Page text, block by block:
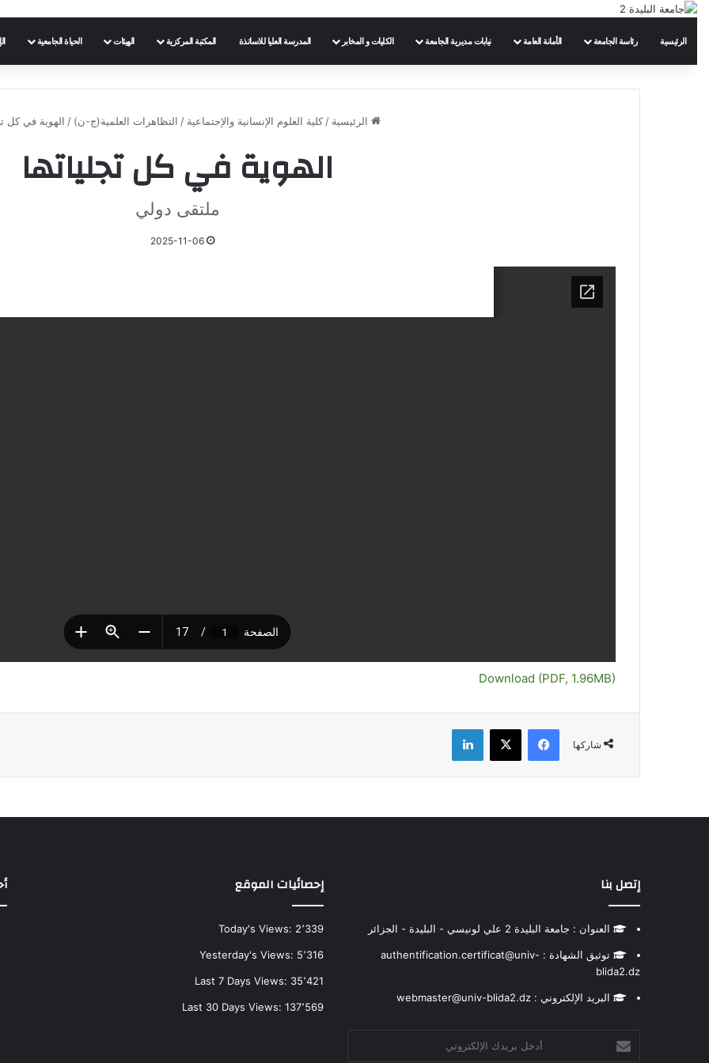
الرئيسية رئاسة الجامعة الأمانة العامة نيابات مديرية الجامعة الكليات و المخابر المدرسة العليا للاساتذة المكتبة المركزية الهيئات الحياة الجامعية
الرئيسية / كلية العلوم الإنسانية والإجتماعية / التظاهرات العلمية(ج-ن) / الهوية في كل
الهوية في كل تجلياتها
ملتقى دولي
2025-11-06
Download (PDF, 1.96MB)
شاركها
فيسبوك
إتصل بنا
العنوان : جامعة البليدة 2 علي لونيسي - البليدة - الجزائر
توثيق الشهادة : authentification.certificat@univ-
blida2.dz
البريد الإلكتروني : webmaster@univ-blida2.dz
بريدك
إحصائيات الموقع
Today's Views: 2٬339
Yesterday's Views: 5٬316
Last 7 Days Views: 35٬421
Last 30 Days Views:137٬569